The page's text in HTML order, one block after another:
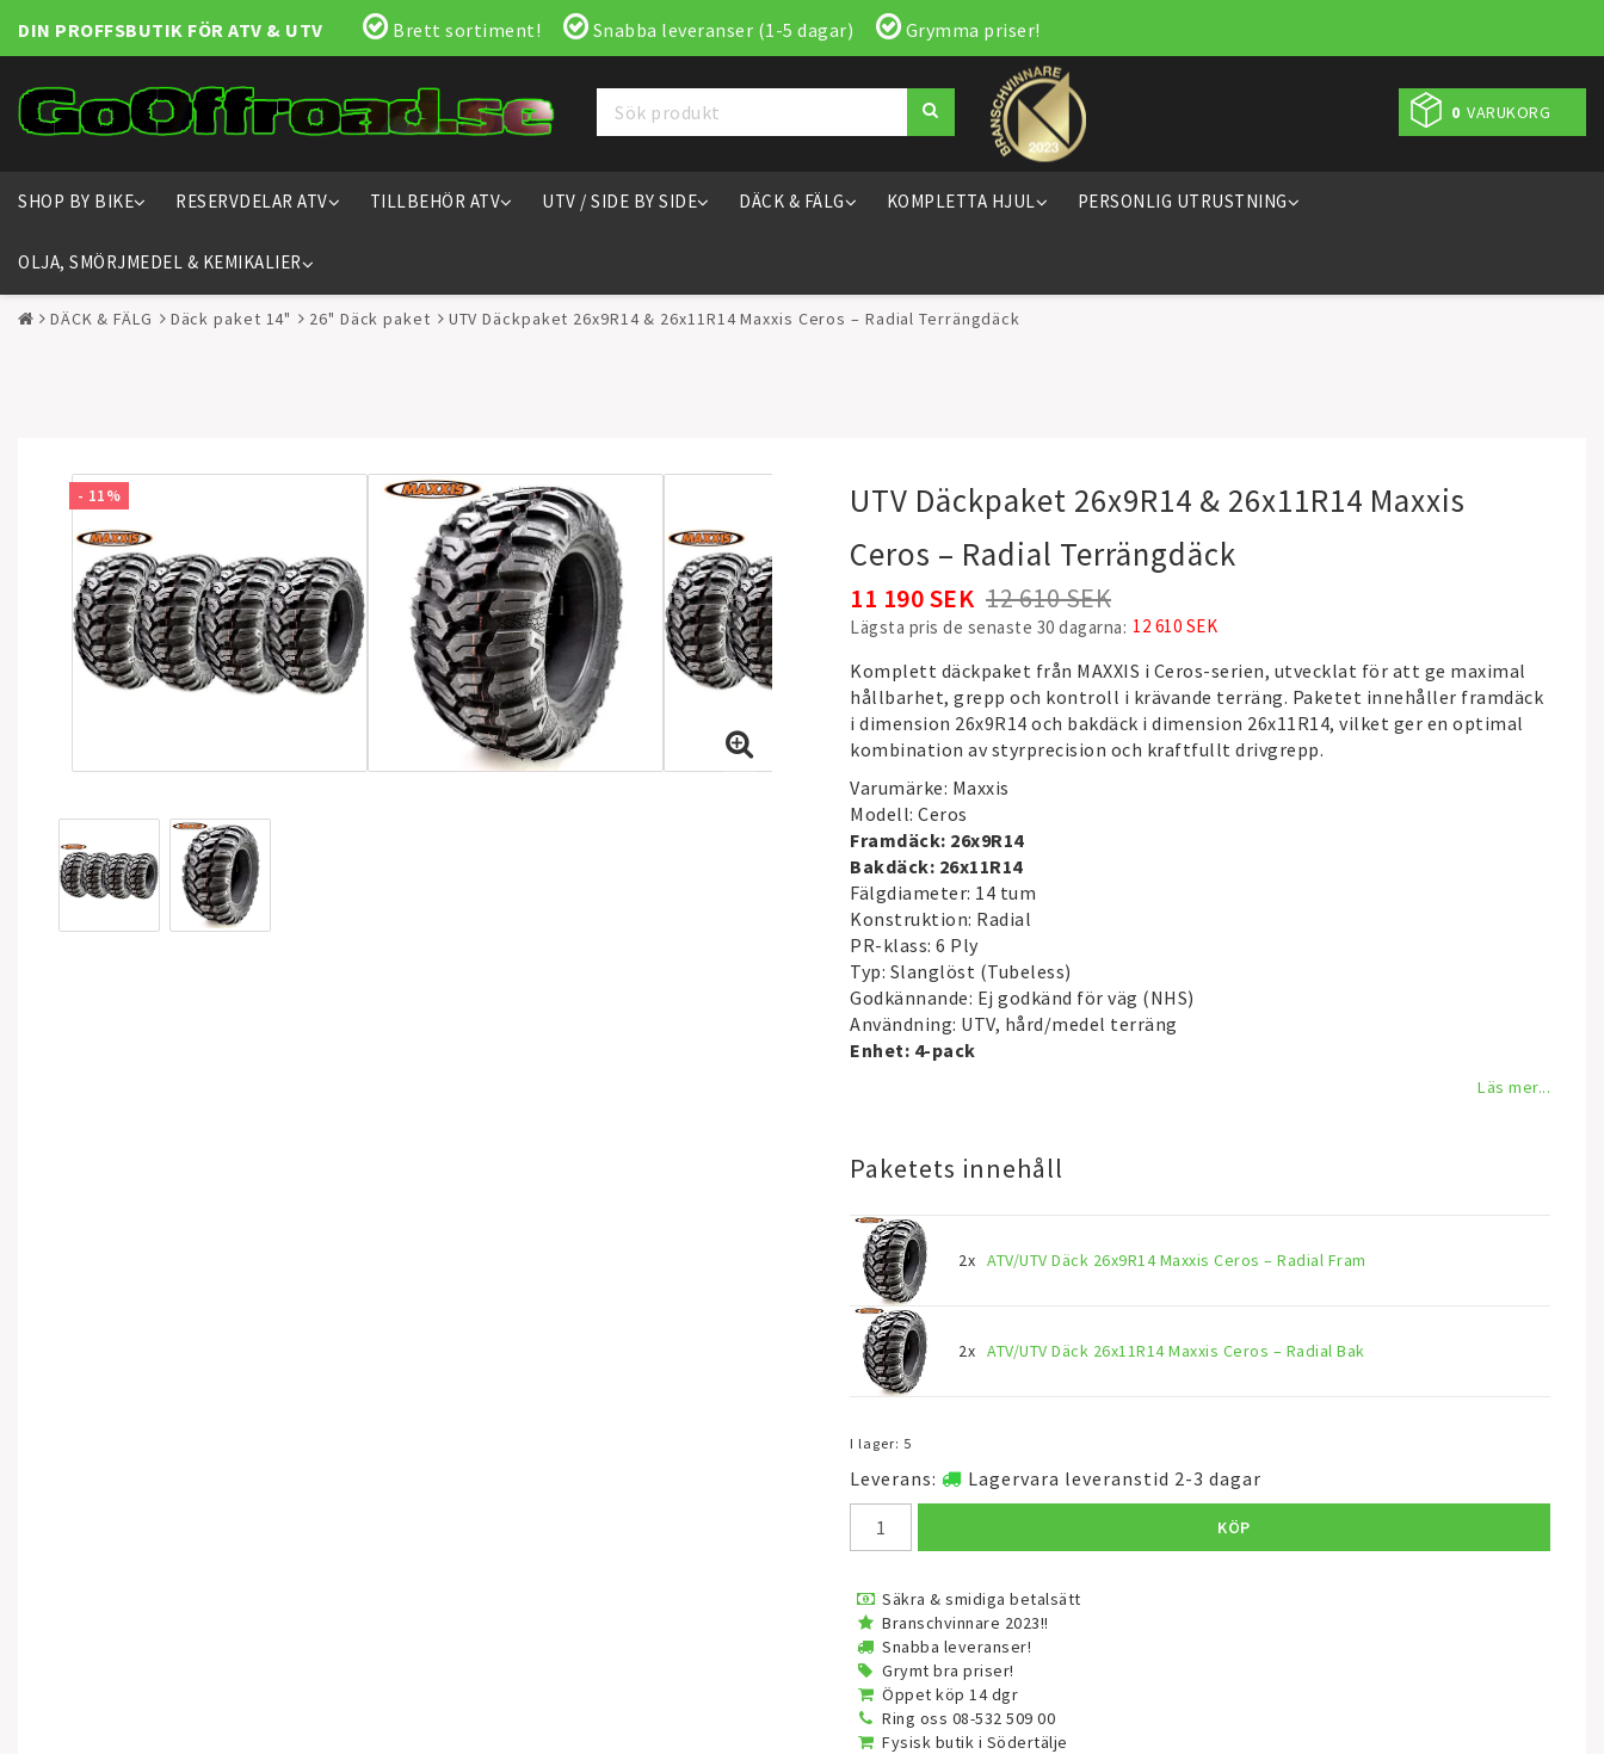
DIN PROFFSBUTIK FÖR ATV & UTV Brett sortiment! Snabba leveranser (1-5 dagar) Grymma priser!
0 VARUKORG
SHOP BY BIKE RESERVDELAR ATV TILLBEHÖR ATV UTV / SIDE BY SIDE DÄCK & FÄLG KOMPLETTA HJUL PERSONLIG UTRUSTNING
OLJA, SMÖRJMEDEL & KEMIKALIER
DÄCK & FÄLG Däck paket 14" 26" Däck paket UTV Däckpaket 26x9R14 & 26x11R14 Maxxis Ceros – Radial Terrängdäck
- 11%
UTV Däckpaket 26x9R14 & 26x11R14 Maxxis
Ceros – Radial Terrängdäck
12 610 SEK
11 190 SEK
Lägsta pris de senaste 30 dagarna 12 610 SEK
Komplett däckpaket från MAXXIS i Ceros-serien, utvecklat för att ge maximal
hållbarhet, grepp och kontroll i krävande terräng. Paketet innehåller framdäck
i dimension 26x9R14 och bakdäck i dimension 26x11R14, vilket ger en optimal
kombination av styrprecision och kraftfullt drivgrepp.
Varumärke: Maxxis
Modell: Ceros
Framdäck: 26x9R14
Bakdäck: 26x11R14
Fälgdiameter: 14 tum
Konstruktion: Radial
PR-klass: 6 Ply
Typ: Slanglöst (Tubeless)
Godkännande: Ej godkänd för väg (NHS)
Användning: UTV, hård/medel terräng
Enhet: 4-pack
Läs mer...
Paketets innehåll
2x ATV/UTV Däck 26x9R14 Maxxis Ceros – Radial Fram
2x ATV/UTV Däck 26x11R14 Maxxis Ceros – Radial Bak
I lager: 5
Leverans: Lagervara leveranstid 2-3 dagar
KÖP
Säkra & smidiga betalsätt
Branschvinnare 2023!!
Snabba leveranser!
Grymt bra priser!
Öppet köp 14 dgr
Ring oss 08-532 509 00
Fysisk butik i Södertälje